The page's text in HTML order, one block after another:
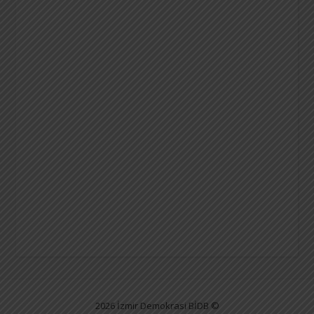
2026 İzmir Demokrasi BİDB ©